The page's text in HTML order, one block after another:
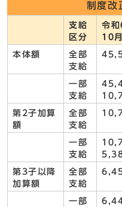
制度改
支給
区分
令
10
本体額
全部
支給
一部
支給
第2子加算
額
全部
支給
一部
支給
第3子以降
加算額
全部
支給
一部